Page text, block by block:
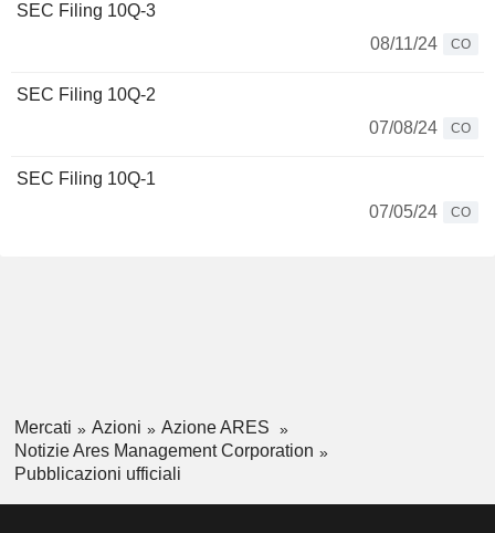
SEC Filing 10Q-3
08/11/24
CO
SEC Filing 10Q-2
07/08/24
CO
SEC Filing 10Q-1
07/05/24
CO
Mercati Azioni
Azione ARES
Notizie Ares Management Corporation
Pubblicazioni ufficiali